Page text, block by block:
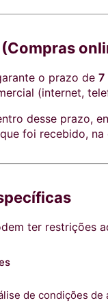
o prazo de 7
(internet,
desse prazo,
foi recebido,
ter restrições
de condições de